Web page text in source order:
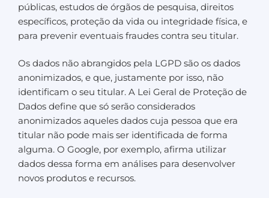
públicas, estudos de órgãos de pesquisa, direitos
específicos, proteção da vida ou integridade física, e
para prevenir eventuais fraudes contra seu titular.
Os dados não abrangidos pela LGPD são os dados
anonimizados, e que, justamente por isso, não
identificam o seu titular. A Lei Geral de Proteção de
Dados define que só serão considerados
anonimizados aqueles dados cuja pessoa que era
titular não pode mais ser identificada de forma
alguma. O Google, por exemplo, afirma utilizar
dados dessa forma em análises para desenvolver
novos produtos e recursos.